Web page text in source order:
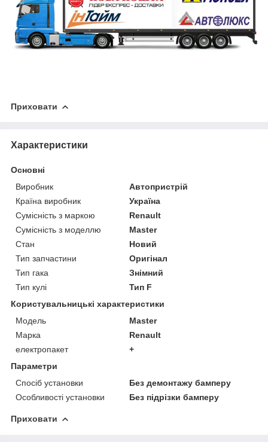
Приховати
Характеристики
Основні
Виробник
Автопристрій
Країна виробник
Україна
Сумісність з маркою
Renault
Сумісність з моделлю
Master
Стан
Новий
Тип запчастини
Оригінал
Тип гака
Знімний
Тип кулі
Тип F
Користувальницькі характеристики
Модель
Master
Марка
Renault
електропакет
+
Параметри
Спосіб установки
Без демонтажу бамперу
Особливості установки
Без підрізки бамперу
Приховати